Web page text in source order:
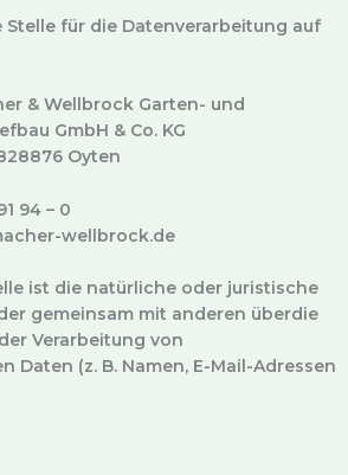
für die Datenverarbeitung auf
& Wellbrock Garten- und
GmbH & Co. KG
Oyten
94 – 0
wellbrock.de
ist die natürliche oder juristische
gemeinsam mit anderen überdie
Verarbeitung von
Daten (z. B. Namen, E-Mail-Adressen